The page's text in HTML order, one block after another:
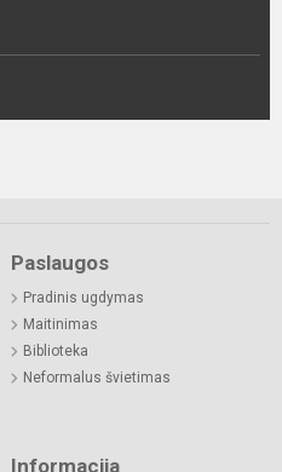
Paslaugos
Pradinis ugdymas
Maitinimas
Biblioteka
Neformalus švietimas
Informacija